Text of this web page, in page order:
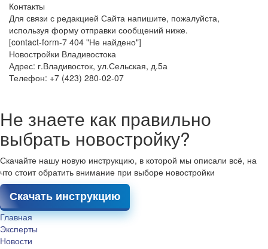
Контакты
Для связи с редакцией Сайта напишите, пожалуйста,
используя форму отправки сообщений ниже.
[contact-form-7 404 "Не найдено"]
Новостройки Владивостока
Адрес: г.Владивосток, ул.Сельская, д.5а
Телефон: +7 (423) 280-02-07
Не знаете как правильно
выбрать новостройку?
Скачайте нашу новую инструкцию, в которой мы описали всё, на
что стоит обратить внимание при выборе новостройки
Скачать инструкцию
Главная
Эксперты
Новости